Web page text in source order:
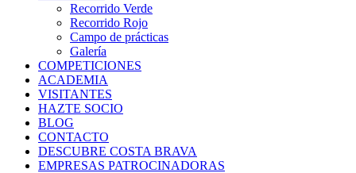
Recorrido Verde
Recorrido Rojo
Campo de prácticas
Galería
COMPETICIONES
ACADEMIA
VISITANTES
HAZTE SOCIO
BLOG
CONTACTO
DESCUBRE COSTA BRAVA
EMPRESAS PATROCINADORAS